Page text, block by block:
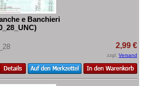
e Banchieri
2,99 €
zzgl. Versand